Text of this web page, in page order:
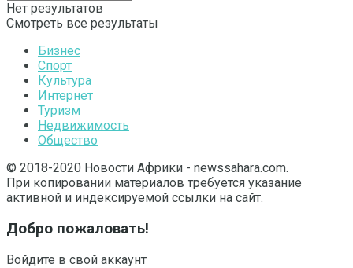
Нет результатов
Смотреть все результаты
Бизнес
Спорт
Культура
Интернет
Туризм
Недвижимость
Общество
© 2018-2020 Новости Африки - newssahara.com.
При копировании материалов требуется указание
активной и индексируемой ссылки на сайт.
Добро пожаловать!
Войдите в свой аккаунт